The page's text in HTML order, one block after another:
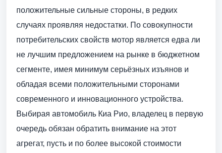
положительные сильные стороны, в редких
случаях проявляя недостатки. По совокупности
потребительских свойств мотор является едва ли
не лучшим предложением на рынке в бюджетном
сегменте, имея минимум серьёзных изъянов и
обладая всеми положительными сторонами
современного и инновационного устройства.
Выбирая автомобиль Киа Рио, владелец в первую
очередь обязан обратить внимание на этот
агрегат, пусть и по более высокой стоимости